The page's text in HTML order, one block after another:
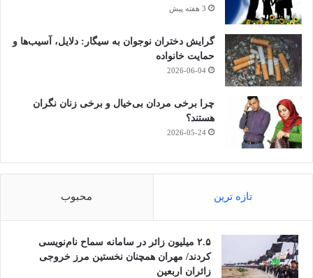
3 هفته پیش
گرایش دختران نوجوان به سیگار: دلایل، آسیب‌ها و
حمایت خانواده
2026-06-04
چرا برخی مردان بی‌خیال و برخی زنان نگران
هستند؟
2026-05-24
تازه ترین محبوب
۲.۵ میلیون زائر در سامانه سماح نام‌نویسی
کردند/ مهران همچنان نخستین مرز خروجی
زائران اربعین